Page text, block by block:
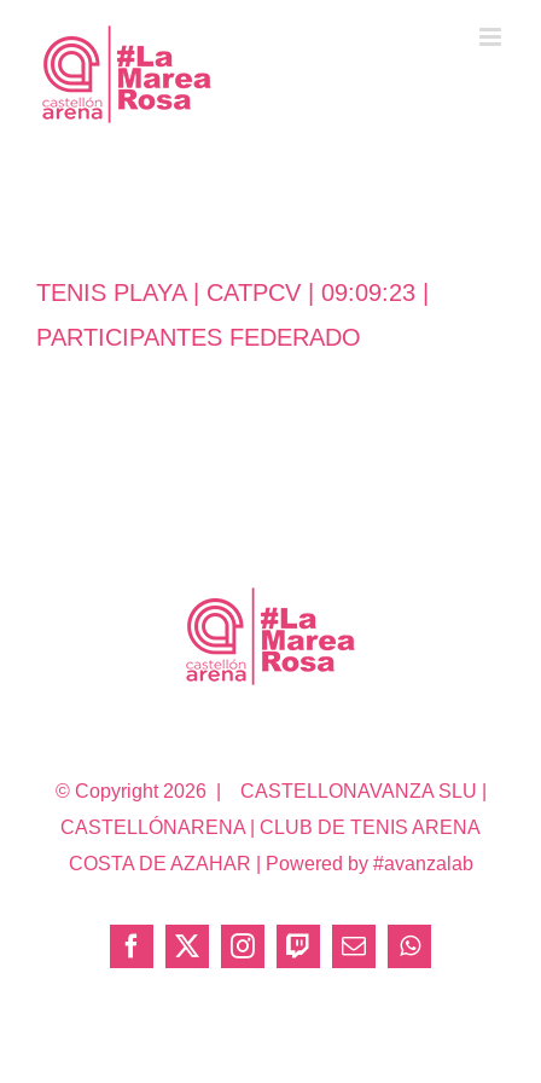
contenido
TENIS PLAYA | CATPCV | 09:09:23 |
PARTICIPANTES FEDERADO
© Copyright 2026 | CASTELLONAVANZA SLU |
CASTELLÓNARENA | CLUB DE TENIS ARENA
COSTA DE AZAHAR | Powered by #avanzalab
Facebook
X InstagramTwitchCorreoWhatsApp